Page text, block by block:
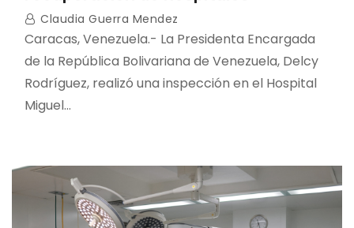
Claudia Guerra Mendez
Caracas, Venezuela.- La Presidenta Encargada
de la República Bolivariana de Venezuela, Delcy
Rodríguez, realizó una inspección en el Hospital
Miguel…